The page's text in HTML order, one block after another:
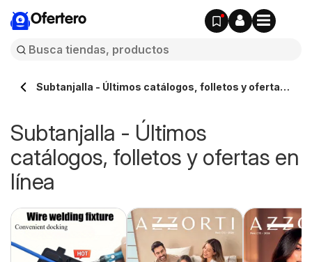
Ofertero
Subtanjalla - Últimos catálogos, folletos y ofertas
Subtanjalla - Últimos
catálogos, folletos y ofertas en
línea